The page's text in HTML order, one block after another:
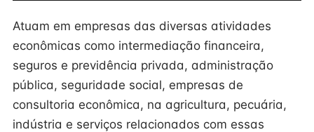
Atuam em empresas das diversas atividades
econômicas como intermediação financeira,
seguros e previdência privada, administração
pública, seguridade social, empresas de
consultoria econômica, na agricultura, pecuária,
indústria e serviços relacionados com essas